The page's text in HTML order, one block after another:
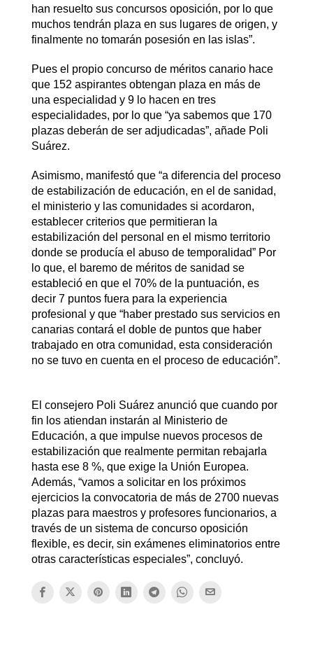
han resuelto sus concursos oposición, por lo que
muchos tendrán plaza en sus lugares de origen, y
finalmente no tomarán posesión en las islas”.
Pues el propio concurso de méritos canario hace
que 152 aspirantes obtengan plaza en más de
una especialidad y 9 lo hacen en tres
especialidades, por lo que “ya sabemos que 170
plazas deberán de ser adjudicadas”, añade Poli
Suárez.
Asimismo, manifestó que “a diferencia del proceso
de estabilización de educación, en el de sanidad,
el ministerio y las comunidades si acordaron,
establecer criterios que permitieran la
estabilización del personal en el mismo territorio
donde se producía el abuso de temporalidad” Por
lo que, el baremo de méritos de sanidad se
estableció en que el 70% de la puntuación, es
decir 7 puntos fuera para la experiencia
profesional y que “haber prestado sus servicios en
canarias contará el doble de puntos que haber
trabajado en otra comunidad, esta consideración
no se tuvo en cuenta en el proceso de educación”.
El consejero Poli Suárez anunció que cuando por
fin los atiendan instarán al Ministerio de
Educación, a que impulse nuevos procesos de
estabilización que realmente permitan rebajarla
hasta ese 8 %, que exige la Unión Europea.
Además, “vamos a solicitar en los próximos
ejercicios la convocatoria de más de 2700 nuevas
plazas para maestros y profesores funcionarios, a
través de un sistema de concurso oposición
flexible, es decir, sin exámenes eliminatorios entre
otras características especiales”, concluyó.